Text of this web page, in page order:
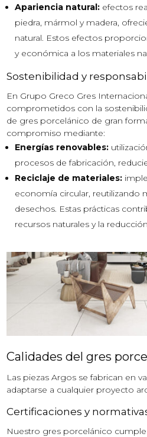
Apariencia natural: efectos
piedra, mármol y madera,
natural. Estos efectos
y económica a los materiales
Sostenibilidad y
En Grupo Greco Gres
comprometidos con la
de gres porcelánico de gran
compromiso mediante:
Energías renovables:
procesos de fabricación,
Reciclaje de materiales:
economía circular, reutilizando
desechos. Estas prácticas
recursos naturales y la
Calidades del gres
Las piezas Argos se fabrican en
adaptarse a cualquier proyecto
Certificaciones y
Nuestro gres porcelánico